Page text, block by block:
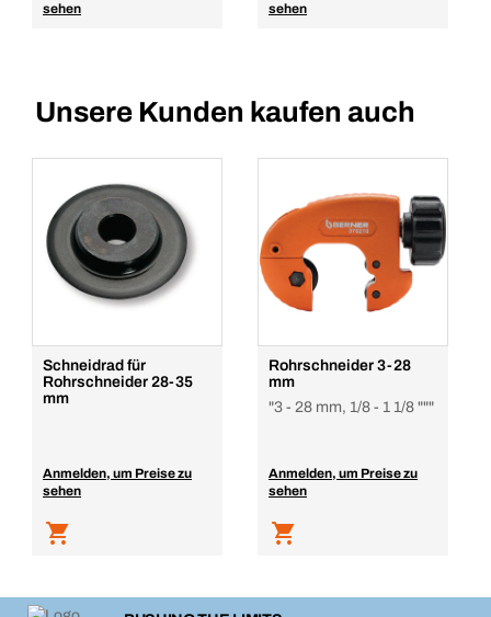
sehen
sehen
Unsere Kunden kaufen auch
Schneidrad für
Rohrschneider 28-35
mm
Anmelden, um Preise zu
sehen
Rohrschneider 3-28
mm
"3 - 28 mm, 1/8 - 1 1/8 """
Anmelden, um Preise zu
sehen